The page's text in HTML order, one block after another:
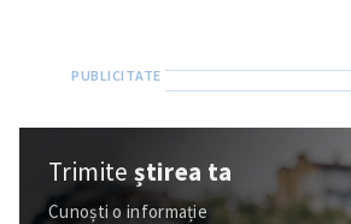
Trimiteștirea ta
Cunoști o informație